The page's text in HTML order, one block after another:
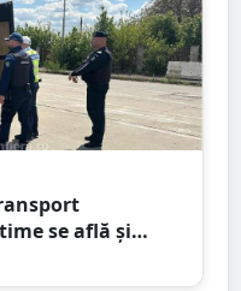
se află și